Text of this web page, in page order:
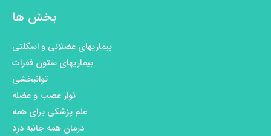
بخش ها
بیماریهای عضلانی و اسکلتی
بیماریهای ستون فقرات
توانبخشی
نوار عصب و عضله
علم پزشکی برای همه
درمان همه جانبه درد